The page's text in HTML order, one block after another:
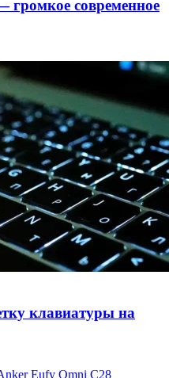
современное
клавиатуры на